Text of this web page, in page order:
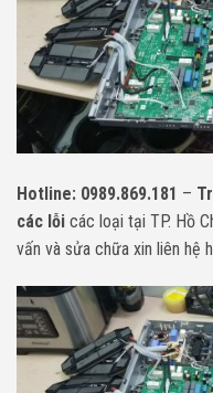
Hotline: 0989.869.181 –
các lỗi các loại tại TP. Hồ
vấn và sửa chữa xin liên hệ